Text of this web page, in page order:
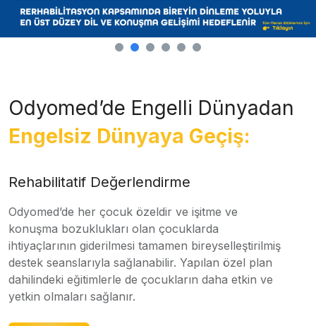
Odyomed’de Engelli Dünyadan
Engelsiz Dünyaya Geçiş:
Rehabilitatif Değerlendirme
Odyomed’de her çocuk özeldir ve işitme ve
konuşma bozuklukları olan çocuklarda
ihtiyaçlarının giderilmesi tamamen bireyselleştirilmiş
destek seanslarıyla sağlanabilir. Yapılan özel plan
dahilindeki eğitimlerle de çocukların daha etkin ve
yetkin olmaları sağlanır.